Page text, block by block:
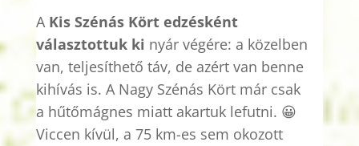
A Kis Szénás Kört edzésként
választottuk ki nyár végére: a közelben
van, teljesíthető táv, de azért van benne
kihívás is. A Nagy Szénás Kört már csak
a hűtőmágnes miatt akartuk lefutni. 😀
Viccen kívül, a 75 km-es sem okozott